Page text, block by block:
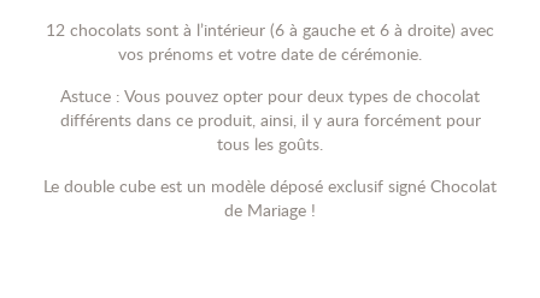
12 chocolats sont à l’intérieur (6 à gauche et 6 à droite) avec
vos prénoms et votre date de cérémonie.
Astuce : Vous pouvez opter pour deux types de chocolat
différents dans ce produit, ainsi, il y aura forcément pour
tous les goûts.
Le double cube est un modèle déposé exclusif signé Chocolat
de Mariage !